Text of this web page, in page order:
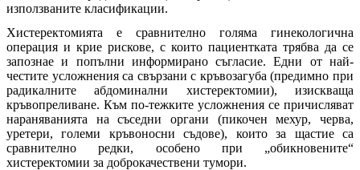
използваните класификации.
Хистеректомията е сравнително голяма гинекологична
операция и крие рискове, с които пациентката трябва да се
запознае и попълни информирано съгласие. Едни от най-
честите усложнения са свързани с кръвозагуба (предимно при
радикалните абдоминални хистеректомии), изискваща
кръвопреливане. Към по-тежките усложнения се причисляват
нараняванията на съседни органи (пикочен мехур, черва,
уретери, големи кръвоносни съдове), които за щастие са
сравнително редки, особено при „обикновените“
хистеректомии за доброкачествени тумори.